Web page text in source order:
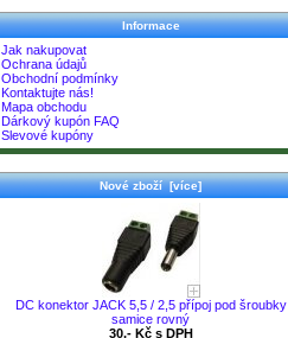
Informace
Jak nakupovat
Ochrana údajů
Obchodní podmínky
Kontaktujte nás!
Mapa obchodu
Dárkový kupón FAQ
Slevové kupóny
Nové zboží [více]
DC konektor JACK 5,5 / 2,5 přípoj pod šroubky
samice rovný
30,- Kč s DPH